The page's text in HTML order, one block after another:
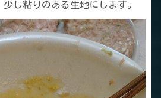
し粘りのある生地にします。